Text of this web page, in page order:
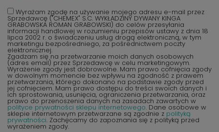
Wyrażam zgodę na używanie mojego adresu e-mail przez
Sprzedawcę ("CHEMEX" S.C. WYKŁADZINY DYWANY KINGA
GRABOWSKA ROMAN GRABOWSKI) do celów przesyłania
informacji handlowej w rozumieniu przepisów ustawy z dnia 18
lipca 2002 r. o świadczeniu usług drogą elektroniczną, w tym
marketingu bezpośredniego, za pośrednictwem poczty
elektronicznej.
Zgadzam się na przetwarzanie moich danych osobowych
(adres email) przez Sprzedawcę w celu marketingowym.
Wyrażenie zgody jest dobrowolne. Mam prawo cofnięcia zgody
w dowolnym momencie bez wpływu na zgodność z prawem
przetwarzania, którego dokonano na podstawie zgody przed
jej cofnięciem. Mam prawo dostępu do treści swoich danych i
ich sprostowania, usunięcia, ograniczenia przetwarzania, oraz
prawo do przenoszenia danych na zasadach zawartych w
polityce prywatności sklepu internetowego. Dane osobowe w
sklepie internetowym przetwarzane są zgodnie z polityką
prywatności. Zachęcamy do zapoznania się z polityką przed
wyrażeniem zgody.